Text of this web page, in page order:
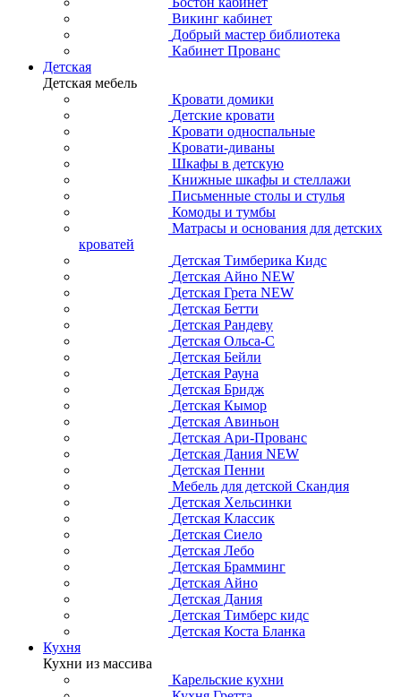
Викинг кабинет
Добрый мастер библиотека
Кабинет Прованс
Детская
Детская мебель
Кровати домики
Детские кровати
Кровати односпальные
Кровати-диваны
Шкафы в детскую
Книжные шкафы и стеллажи
Письменные столы и стулья
Комоды и тумбы
Матрасы и основания для детских
кроватей
Детская Тимберика Кидс
Детская Айно NEW
Детская Грета NEW
Детская Бетти
Детская Рандеву
Детская Ольса-С
Детская Бейли
Детская Рауна
Детская Бридж
Детская Кымор
Детская Авиньон
Детская Ари-Прованс
Детская Дания NEW
Детская Пенни
Мебель для детской Скандия
Детская Хельсинки
Детская Классик
Детская Сиело
Детская Лебо
Детская Брамминг
Детская Айно
Детская Дания
Детская Тимберс кидс
Детская Коста Бланка
Кухня
Кухни из массива
Карельские кухни